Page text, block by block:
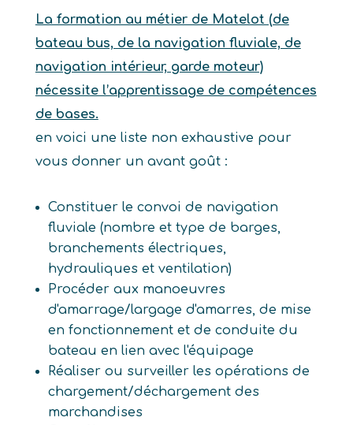
La formation au métier de Matelot (de
bateau bus, de la navigation fluviale, de
navigation intérieur, garde moteur)
nécessite l’apprentissage de compétences
de bases.
en voici une liste non exhaustive pour
vous donner un avant goût :
Constituer le convoi de navigation
fluviale (nombre et type de barges,
branchements électriques,
hydrauliques et ventilation)
Procéder aux manoeuvres
d'amarrage/largage d'amarres, de mise
en fonctionnement et de conduite du
bateau en lien avec l'équipage
Réaliser ou surveiller les opérations de
chargement/déchargement des
marchandises